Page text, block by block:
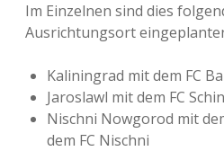
Im Einzelnen sind dies
Ausrichtungsort
Kaliningrad mit dem FC
Jaroslawl mit dem FC
Nischni Nowgorod mit
dem FC Nischni